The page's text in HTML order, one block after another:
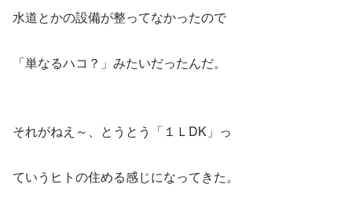
水道とかの設備が整ってなかったので
「単なるハコ？」みたいだったんだ。
それがねえ～、とうとう「１ＬDK」っ
ていうヒトの住める感じになってきた。